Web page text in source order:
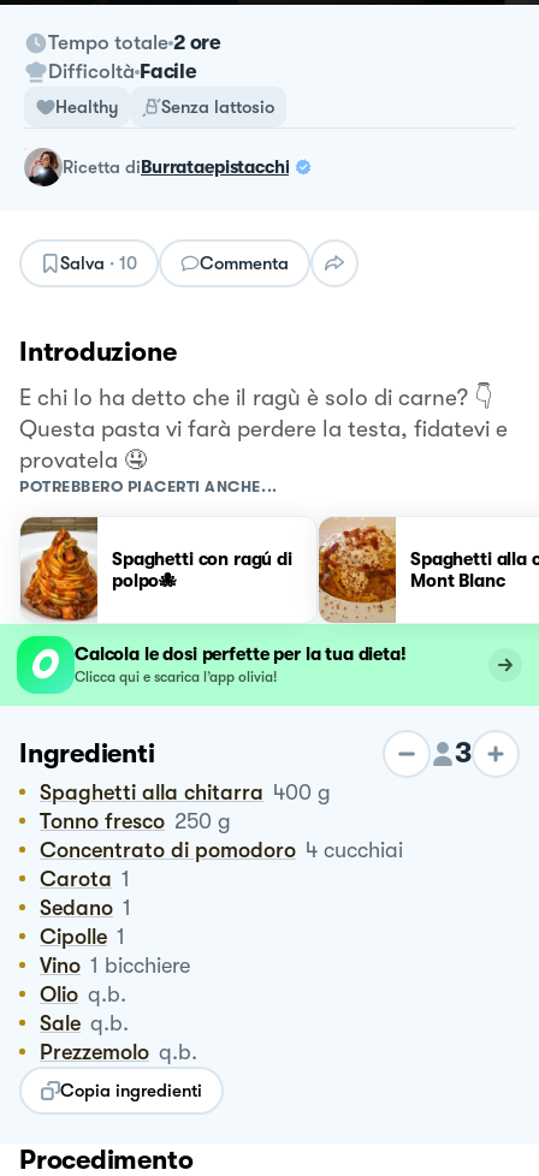
Tempo totale 2 ore
Difficoltà Facile
Healthy Senza lattosio
ricetta diBurrataepistacchi
Salva · 10 Commenta
Introduzione
E chi lo ha detto che il ragù è solo di carne? 👇
Questa pasta vi farà perdere la testa, fidatevi e
provatela 🤤
POTREBBERO PIACERTI ANCHE...
Spaghetti con ragú di
polpo🐙
Spaghetti alla
Mont Blanc
Calcola le dosi perfette per la tua dieta!
Clicca qui e scarica l’app olivia!
Ingredienti 3
Spaghetti alla chitarra 400 g
Tonno fresco 250 g
Concentrato di pomodoro 4 cucchiai
Carota 1
Sedano 1
Cipolle 1
Vino 1 bicchiere
Olio q.b.
Sale q.b.
Prezzemolo q.b.
Copia ingredienti
Procedimento